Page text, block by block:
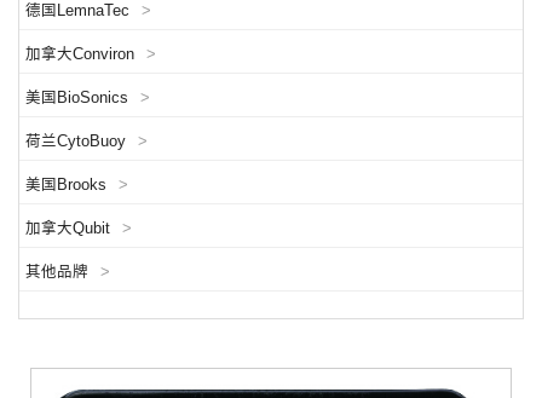
德国LemnaTec >
加拿大Conviron >
美国BioSonics >
荷兰CytoBuoy >
美国Brooks >
加拿大Qubit >
其他品牌 >